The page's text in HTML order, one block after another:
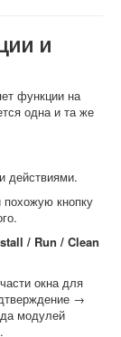
и
функции на
одна и та же
действиями.
похожую кнопку
/ Run / Clean
окна для
→
модулей